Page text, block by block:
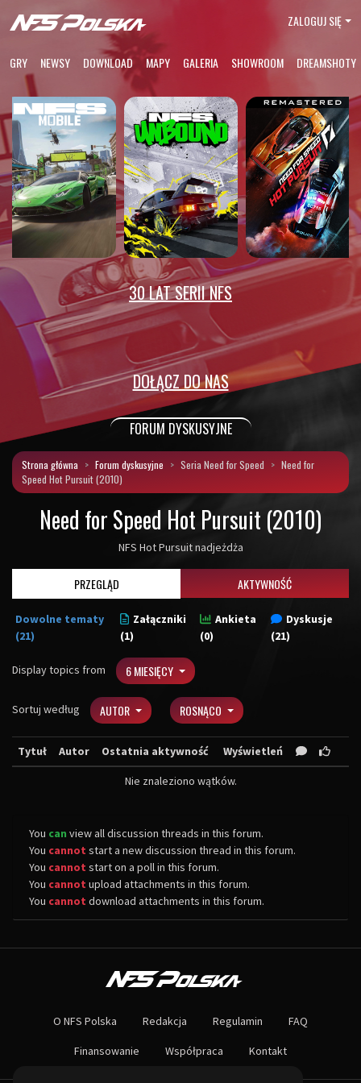
GRY NEWSY DOWNLOAD MAPY GALERIA SHOWROOM DREAMSHOTY
ZALOGUJ SIĘ
30 LAT SERII NFS
DOŁĄCZ DO NAS
FORUM DYSKUSYJNE
Strona główna Forum dyskusyjne Seria Need for Speed
Need for
Speed Hot Pursuit (2010)
Need for Speed Hot Pursuit (2010)
NFS Hot Pursuit nadjeżdża
PRZEGLĄD AKTYWNOŚĆ
Dowolne tematy
(21)
Załączniki
(1)
Ankieta
(0)
Dyskusje
(21)
Display topics from 6 MIESIĘCY
Sortuj według AUTOR ROSNĄCO
Tytuł Autor Ostatnia aktywność Wyświetleń
Nie znaleziono wątków.
You can view all discussion threads in this forum.
You cannot start a new discussion thread in this forum.
You cannot start on a poll in this forum.
You cannot upload attachments in this forum.
You cannot download attachments in this forum.
Największa społeczność Need for Speed w Polsce! Znajdziesz u nas
Nie czekaj dłużej - wstąp do naszej społeczności! Czekamy na ciebie!
O NFS Polska Redakcja Regulamin FAQ
Finansowanie Współpraca Kontakt